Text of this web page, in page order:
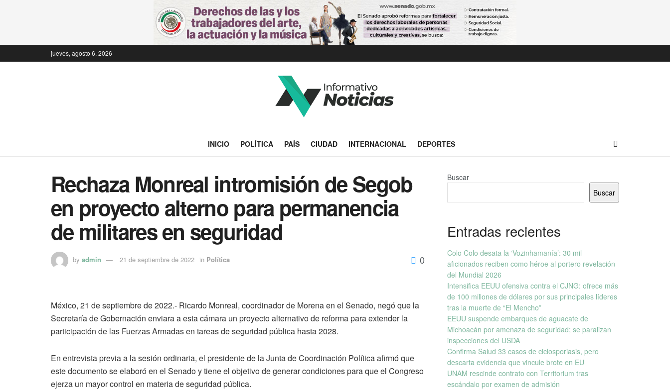
jueves, agosto 6, 2026
INICIO POLÍTICA PAÍS CIUDAD INTERNACIONAL DEPORTES
Rechaza Monreal intromisión de Segob
en proyecto alterno para permanencia
de militares en seguridad
by admin 21 de septiembre de 2022 in Política 0
México, 21 de septiembre de 2022.- Ricardo Monreal, coordinador de Morena en el Senado, negó que la
Secretaría de Gobernación enviara a esta cámara un proyecto alternativo de reforma para extender la
participación de las Fuerzas Armadas en tareas de seguridad pública hasta 2028.
En entrevista previa a la sesión ordinaria, el presidente de la Junta de Coordinación Política afirmó que
este documento se elaboró en el Senado y tiene el objetivo de generar condiciones para que el Congreso
ejerza un mayor control en materia de seguridad pública.
Buscar
Buscar
Entradas recientes
Colo Colo desata la ‘Vozinhamanía’: 30 mil
aficionados reciben como héroe al portero revelación
del Mundial 2026
Intensifica EEUU ofensiva contra el CJNG: ofrece más
de 100 millones de dólares por sus principales líderes
tras la muerte de “El Mencho”
EEUU suspende embarques de aguacate de
Michoacán por amenaza de seguridad; se paralizan
inspecciones del USDA
Confirma Salud 33 casos de ciclosporiasis, pero
descarta evidencia que vincule brote en EU
UNAM rescinde contrato con Territorium tras
escándalo por examen de admisión